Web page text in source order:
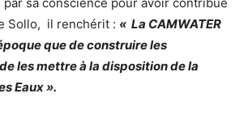
Sollo, il renchérit : « La CAMWATER
que de construire les
les mettre à la disposition de la
Eaux ».